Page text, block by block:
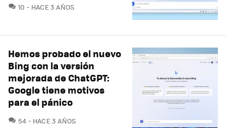
10 COMENTARIOS
HACE 3 AÑOS
Hemos probado el nuevo
Bing con la versión
mejorada de ChatGPT:
Google tiene motivos
para el pánico
54 COMENTARIOS
HACE 3 AÑOS